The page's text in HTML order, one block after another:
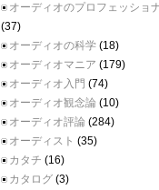
オーディオのプロフェッショ
(37)
オーディオの科学 (18)
オーディオマニア (179)
オーディオ入門 (74)
オーディオ観念論 (10)
オーディオ評論 (284)
オーディスト (35)
カタチ (16)
カタログ (3)